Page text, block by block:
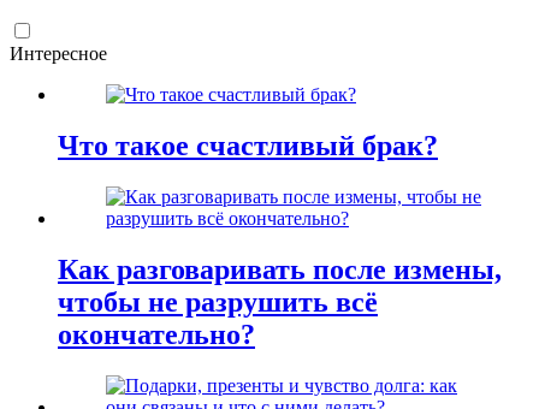
Интересное
Что такое счастливый брак?
Как разговаривать после измены,
чтобы не разрушить всё
окончательно?